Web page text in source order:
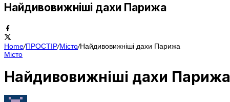
Найдивовижніші дахи Парижа
Home/ПРОСТІР/Місто/Найдивовижніші дахи Парижа
Місто
Найдивовижніші дахи Парижа